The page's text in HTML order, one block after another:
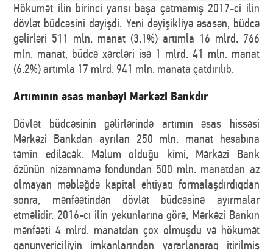
Hökumət ilin birinci yarısı başa çatmamış 2017-ci ilin
dövlət büdcəsini dəyişdi. Yeni dəyişikliyə əsasən, büdcə
gəlirləri 511 mln. manat (3.1%) artımla 16 mlrd. 766
mln. manat, büdcə xərcləri isə 1 mlrd. 41 mln. manat
(6.2%) artımla 17 mlrd. 941 mln. manata çatdırılıb.
Artımının əsas mənbəyi Mərkəzi Bankdır
Dövlət büdcəsinin gəlirlərində artımın əsas hissəsi
Mərkəzi Bankdan ayrılan 250 mln. manat hesabına
təmin ediləcək. Məlum olduğu kimi, Mərkəzi Bank
özünün nizamnamə fondundan 500 mln. manatdan az
olmayan məbləğdə kapital ehtiyatı formalaşdırdıqdan
sonra, mənfəətindən dövlət büdcəsinə ayırmalar
etməlidir. 2016-cı ilin yekunlarına görə, Mərkəzi Bankın
mənfəəti 4 mlrd. manatdan çox olmuşdu və hökumət
qanunvericiliyin imkanlarından yararlanaraq itirilmiş